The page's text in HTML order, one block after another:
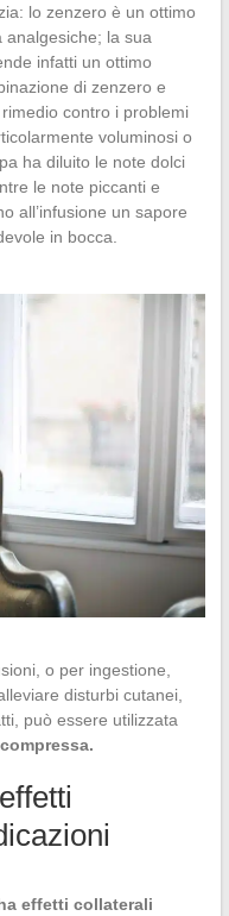
lo zenzero è un ottimo
la sua
infatti un ottimo
di zenzero e
contro i problemi
voluminosi o
ha diluito le note dolci
le note piccanti e
all’infusione un sapore
in bocca.
o per ingestione,
disturbi cutanei,
può essere utilizzata
effetti collaterali